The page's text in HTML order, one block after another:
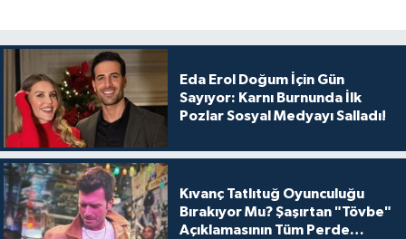
Eda Erol Doğum İçin Gün
Sayıyor: Karnı Burnunda İlk
Pozlar Sosyal Medyayı Salladı!
Kıvanç Tatlıtuğ Oyunculuğu
Bırakıyor Mu? Şaşırtan "Tövbe"
Açıklamasının Tüm Perde